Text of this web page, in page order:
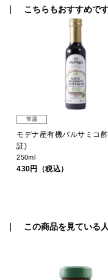
こちらもおすすめで
常温
モデナ産有機バルサミコ
証)
250ml
430円（税込）
この商品を見ている